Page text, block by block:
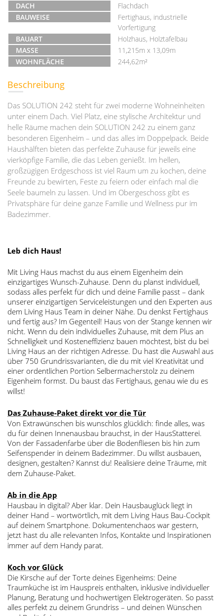
DACH
Flachdach
BAUWEISE
Fertighaus, industrielle
Vorfertigung
BAUART
Holzhaus, Holztafelbau
MASSE
11,215m x 13,09m
WOHNFLÄCHE
244,62m²
Beschreibung
Das SOLUTION 242 steht für zwei moderne Wohneinheiten
unter einem Dach. Viel Platz, eine stylische Architektur und
helle Räume machen dein SOLUTION 242 zu einem ganz
besonderen Eigenheim – und das alles im Doppelpack. Beide
Haushälften bieten das perfekte Zuhause für jeweils eine
vierköpfige Familie, die das Leben genießt. Im hellen,
großzügigen Erdgeschoss ist viel Raum um zu kochen, deine
Freunde zu bewirten, Feste zu feiern oder einfach mal die
Seele baumeln zu lassen. Und im Obergeschoss gibt es
Privatsphäre für deine ganze Familie und Wellness pur im
Badezimmer.
Leb dich Haus!
Mit Living Haus machst du aus einem Eigenheim dein
einzigartiges Wunsch-Zuhause. Denn du planst individuell,
sodass alles perfekt für dich und deine Familie passt – dank
unserer einzigartigen Serviceleistungen und den Experten aus
dem Living Haus Team in deiner Nähe. Du denkst Fertighaus
und fertig aus? Im Gegenteil! Haus von der Stange kennen wir
nicht. Wenn du dein individuelles Zuhause, mit dem Plus an
Schnelligkeit und Kosteneffizienz bauen möchtest, bist du bei
Living Haus an der richtigen Adresse. Du hast die Auswahl aus
über 750 Grundrissvarianten, die du mit viel Kreativität und
einer ordentlichen Portion Selbermacherstolz zu deinem
Eigenheim formst. Du baust das Fertighaus, genau wie du es
willst!
Das Zuhause-Paket direkt vor die Tür
Von Extrawünschen bis wunschlos glücklich: finde alles, was
du für deinen Innenausbau brauchst, in der HausStatterei.
Von der Fassadenfarbe über die Bodenfliesen bis hin zum
Seifenspender in deinem Badezimmer. Du willst ausbauen,
designen, gestalten? Kannst du! Realisiere deine Träume, mit
dem Zuhause-Paket.
Ab in die App
Hausbau in digital? Aber klar. Dein Hausbauglück liegt in
deiner Hand – wortwörtlich, mit dem Living Haus Bau-Cockpit
auf deinem Smartphone. Dokumentenchaos war gestern,
jetzt hast du alle relevanten Infos, Kontakte und Inspirationen
immer auf dem Handy parat.
Koch vor Glück
Die Kirsche auf der Torte deines Eigenheims: Deine
Traumküche ist im Hauspreis enthalten, inklusive individueller
Planung, Beratung und hochwertigen Elektrogeräten. So passt
alles perfekt zu deinem Grundriss – und deinen Wünschen